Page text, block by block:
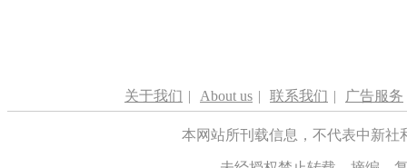
关于我们 | About us | 联系我们 | 广告服务
本网站所刊载信息，不代表中新